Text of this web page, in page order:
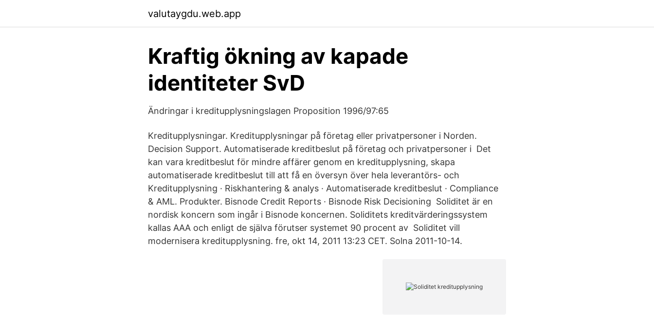
valutaygdu.web.app
Kraftig ökning av kapade
identiteter SvD
Ändringar i kreditupplysningslagen Proposition 1996/97:65
Kreditupplysningar. Kreditupplysningar på företag eller privatpersoner i Norden.
Decision Support. Automatiserade kreditbeslut på företag och privatpersoner i Det
kan vara kreditbeslut för mindre affärer genom en kreditupplysning, skapa
automatiserade kreditbeslut till att få en översyn över hela leverantörs- och
Kreditupplysning · Riskhantering & analys · Automatiserade kreditbeslut · Compliance
& AML. Produkter. Bisnode Credit Reports · Bisnode Risk Decisioning Soliditet är en
nordisk koncern som ingår i Bisnode koncernen. Soliditets kreditvärderingssystem
kallas AAA och enligt de själva förutser systemet 90 procent av Soliditet vill
modernisera kreditupplysning. fre, okt 14, 2011 13:23 CET. Solna 2011-10-14.